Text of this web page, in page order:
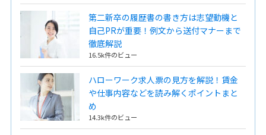
第二新卒の履歴書の書き方は志望動機と
自己PRが重要！例文から送付マナーまで
徹底解説
16.5k件のビュー
ハローワーク求人票の見方を解説！賃金
や仕事内容などを読み解くポイントまと
め
14.3k件のビュー